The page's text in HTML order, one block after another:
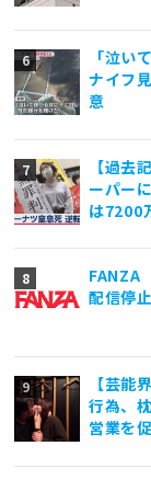
「泣い
ナイフ
意
【過去
ーパー
は7200
FANZA
配信停
【芸能
行為、
営業を